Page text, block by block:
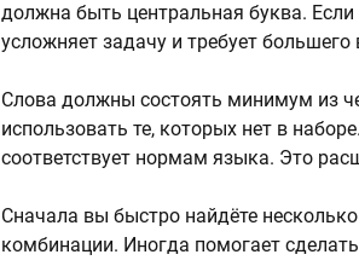
должна быть центральная буква. Если
усложняет задачу и требует
Слова должны состоять минимум из
использовать те, которых нет в
соответствует нормам языка. Это
Сначала вы быстро найдёте
комбинации. Иногда помогает